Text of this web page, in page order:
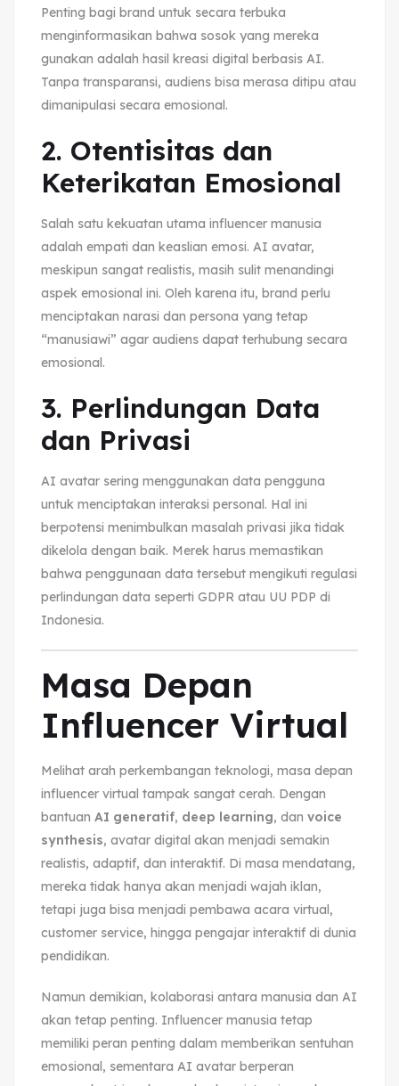
Penting bagi brand untuk secara terbuka
menginformasikan bahwa sosok yang mereka
gunakan adalah hasil kreasi digital berbasis AI.
Tanpa transparansi, audiens bisa merasa ditipu atau
dimanipulasi secara emosional.
2. Otentisitas dan
Keterikatan Emosional
Salah satu kekuatan utama influencer manusia
adalah empati dan keaslian emosi. AI avatar,
meskipun sangat realistis, masih sulit menandingi
aspek emosional ini. Oleh karena itu, brand perlu
menciptakan narasi dan persona yang tetap
“manusiawi” agar audiens dapat terhubung secara
emosional.
3. Perlindungan Data
dan Privasi
AI avatar sering menggunakan data pengguna
untuk menciptakan interaksi personal. Hal ini
berpotensi menimbulkan masalah privasi jika tidak
dikelola dengan baik. Merek harus memastikan
bahwa penggunaan data tersebut mengikuti regulasi
perlindungan data seperti GDPR atau UU PDP di
Indonesia.
Masa Depan
Influencer Virtual
Melihat arah perkembangan teknologi, masa depan
influencer virtual tampak sangat cerah. Dengan
bantuan AI generatif, deep learning, dan voice
synthesis, avatar digital akan menjadi semakin
realistis, adaptif, dan interaktif. Di masa mendatang,
mereka tidak hanya akan menjadi wajah iklan,
tetapi juga bisa menjadi pembawa acara virtual,
customer service, hingga pengajar interaktif di dunia
pendidikan.
Namun demikian, kolaborasi antara manusia dan AI
akan tetap penting. Influencer manusia tetap
memiliki peran penting dalam memberikan sentuhan
emosional, sementara AI avatar berperan